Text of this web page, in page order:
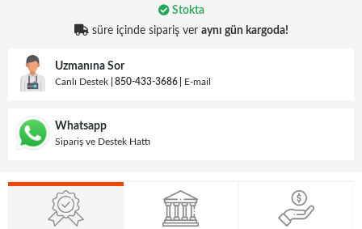
Stokta
süre içinde sipariş ver aynı gün kargoda!
Uzmanına Sor
Canlı Destek 850-433-3686 E-mail
Whatsapp
Sipariş ve Destek Hattı